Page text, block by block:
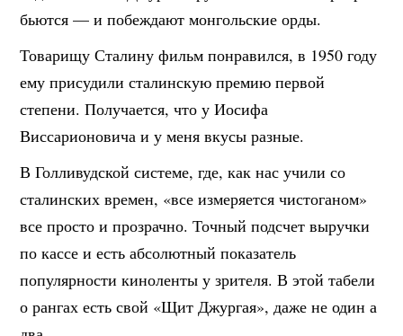
бьются — и побеждают монгольские орды.
Товарищу Сталину фильм понравился, в 1950 году
ему присудили сталинскую премию первой
степени. Получается, что у Иосифа
Виссарионовича и у меня вкусы разные.
В Голливудской системе, где, как нас учили со
сталинских времен, «все измеряется чистоганом»
все просто и прозрачно. Точный подсчет выручки
по кассе и есть абсолютный показатель
популярности киноленты у зрителя. В этой табели
о рангах есть свой «Щит Джургая», даже не один а